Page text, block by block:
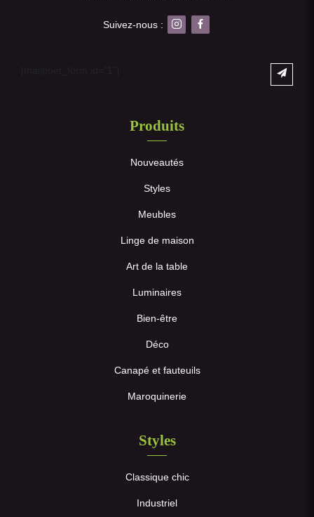
Suivez-nous :
Produits
Nouveautés
Styles
Meubles
Linge de maison
Art de la table
Luminaires
Bien-être
Déco
Canapé et fauteuils
Maroquinerie
Styles
Classique chic
Industriel